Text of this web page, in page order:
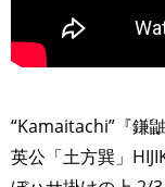
“Kamaitachi”『鎌
英公「土方巽」